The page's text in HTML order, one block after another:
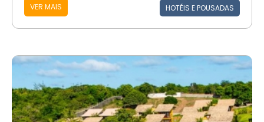
VER MAIS HOTÉIS E POUSADAS